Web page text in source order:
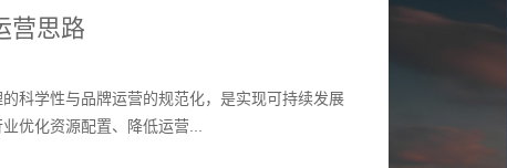
营思路
科学性与品牌运营的规范化，是实现可持续发展
优化资源配置、降低运营...